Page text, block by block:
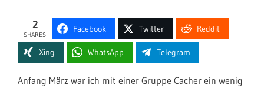
2
SHARES
Facebook Twitter Reddit
Xing WhatsApp Telegram
Anfang März war ich mit einer Gruppe Cacher ein wenig